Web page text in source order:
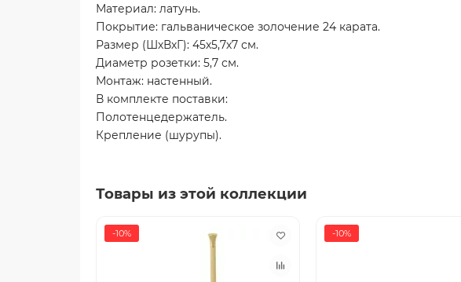
Материал: латунь.
Покрытие: гальваническое золочение 24 карата.
Размер (ШхВхГ): 45х5,7х7 см.
Диаметр розетки: 5,7 см.
Монтаж: настенный.
В комплекте поставки:
Полотенцедержатель.
Крепление (шурупы).
Товары из этой коллекции
-10% -10%